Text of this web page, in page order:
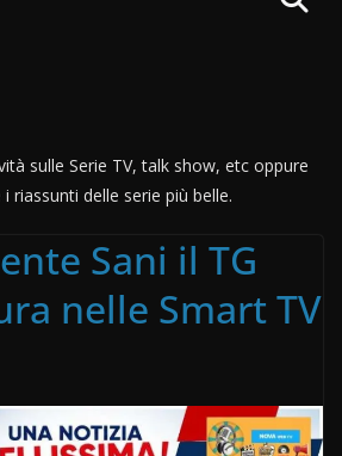
sulle Serie TV, talk show, etc oppure
riassunti delle serie più belle.
Sani il TG
nelle Smart TV